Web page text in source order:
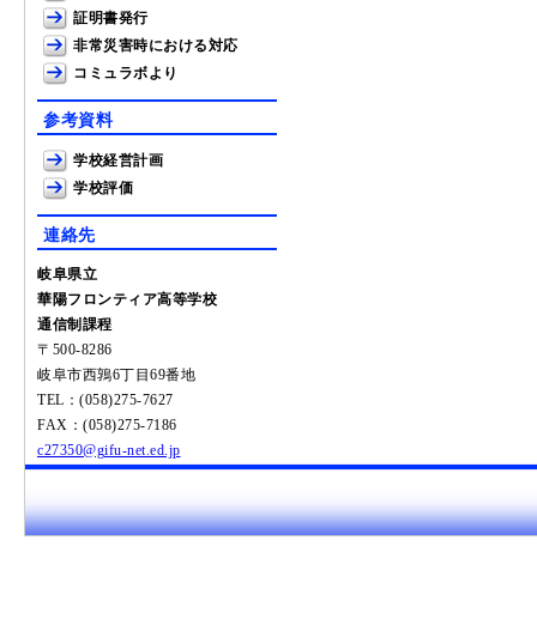
証明書発行
非常災害時における対応
コミュラボより
参考資料
学校経営計画
学校評価
連絡先
岐阜県立
華陽フロンティア高等学校
通信制課程
〒500-8286
岐阜市西鶉6丁目69番地
TEL：(058)275-7627
FAX：(058)275-7186
c27350@gifu-net.ed.jp